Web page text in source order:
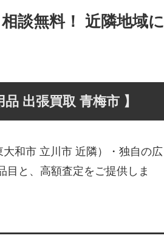
談無料！ 近隣地域に
出張買取 青梅市 】
和市 立川市 近隣）・独自の広
と、高額査定をご提供しま